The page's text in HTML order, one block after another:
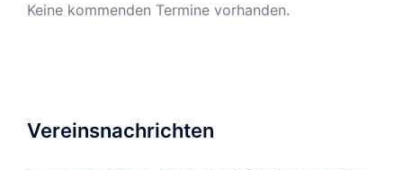
Keine kommenden Termine vorhanden.
Vereinsnachrichten